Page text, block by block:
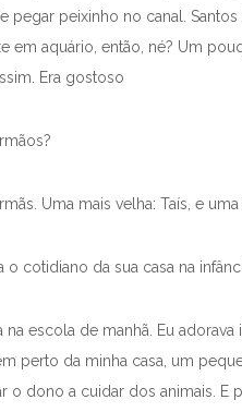
pegar peixinho no canal.
em aquário, então, né? Um
Era gostoso
Uma mais velha: Taís, e
o cotidiano da sua casa na
na escola de manhã. Eu
perto da minha casa, um
o dono a cuidar dos animais. E